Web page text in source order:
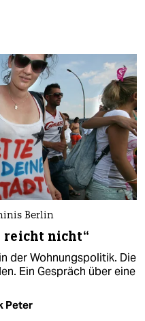
Berlin
reicht nicht“
der Wohnungspolitik. Die
Ein Gespräch über eine
Peter